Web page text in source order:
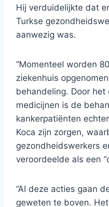
Hij verduidelijkte dat
Turkse
aanwezig was.
“Momenteel worden
ziekenhuis
behandeling. Door
medicijnen is de
kankerpatiënten
Koca zijn zorgen,
gezondheidswerkers
veroordeelde als een
“Al deze acties gaan
geweten te boven.